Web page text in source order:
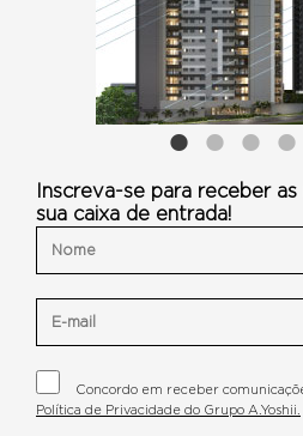
Inscreva-se para receber
sua caixa de entrada!
Concordo em receber
Política de Privacidade do Grupo A.Yoshii.